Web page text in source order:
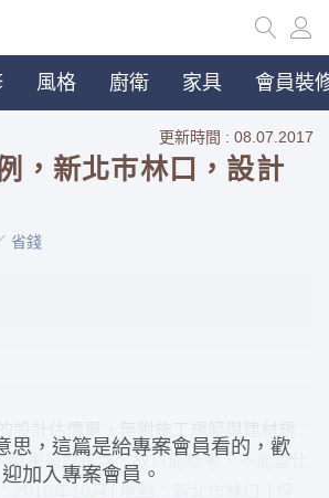
風格 廚衛 家具 會員裝
更新時間 : 08.07.2017
，新北巿林口，設計
省錢
結果是好是壞，故只能參考，不能當比
思，這篇是給專案會員看的，歡
迎加入專案會員。